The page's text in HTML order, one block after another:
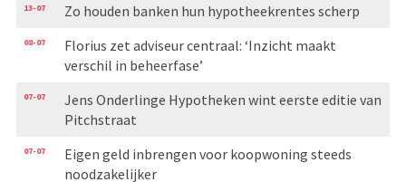
13-07 Zo houden banken hun hypotheekrentes scherp
08-07
Florius zet adviseur centraal: ‘Inzicht maakt
verschil in beheerfase’
07-07
Jens Onderlinge Hypotheken wint eerste editie van
Pitchstraat
07-07
Eigen geld inbrengen voor koopwoning steeds
noodzakelijker